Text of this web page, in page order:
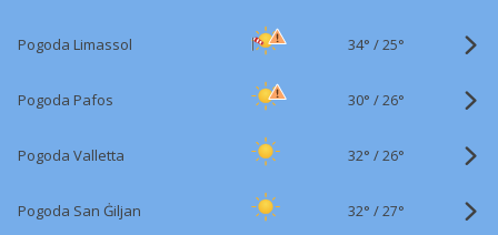
Pogoda Limassol 34° /25°
Pogoda Pafos 30° /26°
Pogoda Valletta 32° /26°
Pogoda San Ġiljan 32° /27°